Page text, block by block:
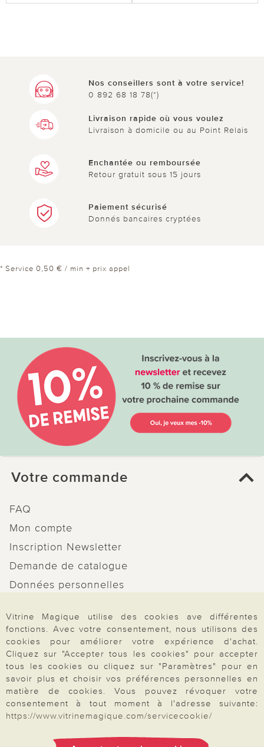
Nos conseillers sont à votre service!
0 892 68 18 78(*)
Livraison rapide où vous voulez
Livraison à domicile ou au Point Relais
Enchantée ou remboursée
Retour gratuit sous 15 jours
Paiement sécurisé
Donnés bancaires cryptées
* Service 0,50 € / min + prix appel
Votre commande
FAQ
Mon compte
Inscription Newsletter
Demande de catalogue
Données personnelles
Rétractation
Paiement & Livraison
À propos de nous
Vitrine Magique utilise des cookies ave différentes
fonctions. Avec votre consentement, nous utilisons des
cookies pour améliorer votre expérience d'achat.
Cliquez sur "Accepter tous les cookies" pour accepter
tous les cookies ou cliquez sur "Paramètres" pour en
savoir plus et choisir vos préférences personnelles en
matière de cookies. Vous pouvez révoquer votre
consentement à tout moment à l'adresse suivante:
https://www.vitrinemagique.com/servicecookie/